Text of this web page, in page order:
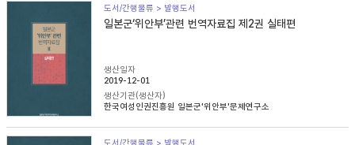
도서/간행물류 > 발행도서
일본군‘위안부’관련 번역자료집 제2권 실태편
생산일자
2019-12-01
생산기관(생산자)
한국여성인권진흥원 일본군'위안부'문제연구소